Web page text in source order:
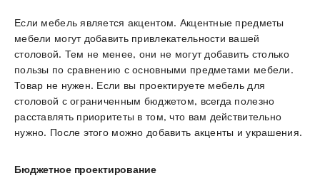
Если мебель является акцентом. Акцентные предметы
мебели могут добавить привлекательности вашей
столовой. Тем не менее, они не могут добавить столько
пользы по сравнению с основными предметами мебели.
Товар не нужен. Если вы проектируете мебель для
столовой с ограниченным бюджетом, всегда полезно
расставлять приоритеты в том, что вам действительно
нужно. После этого можно добавить акценты и украшения.
Бюджетное проектирование